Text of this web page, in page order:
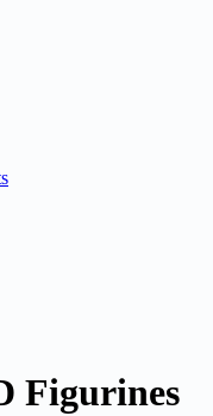
Figurines